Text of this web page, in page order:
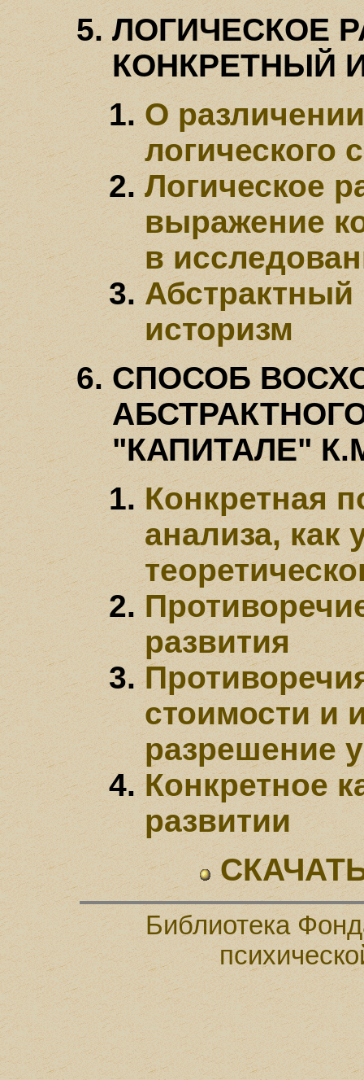
ЛОГИЧЕСКОЕ
КОНКРЕТНЫЙ
О
логического
Логическое
выражение
в
Абстрактный
историзм
СПОСОБ
"КАПИТАЛЕ"
Конкретная
анализа, как
развития
стоимости и
разрешение
Конкретное
развитии
Библиотека